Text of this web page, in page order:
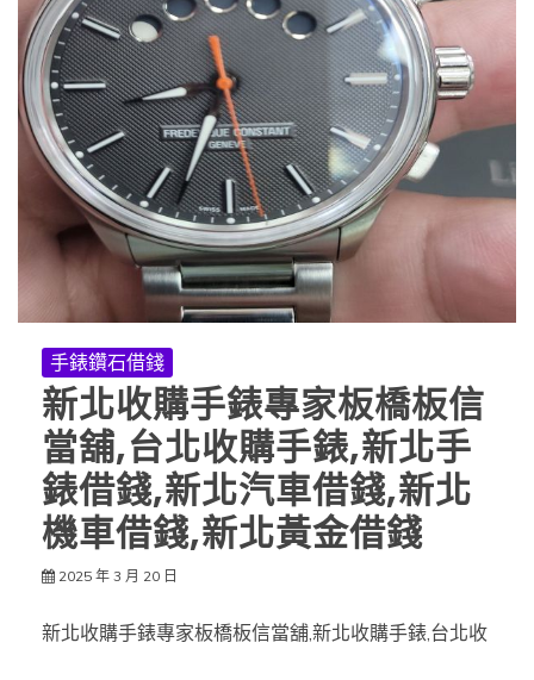
手錶鑽石借錢
新北收購手錶專家板橋板信
當舖,台北收購手錶,新北手
錶借錢,新北汽車借錢,新北
機車借錢,新北黃金借錢
2025 年 3 月 20 日
新北收購手錶專家板橋板信當舖,新北收購手錶,台北收